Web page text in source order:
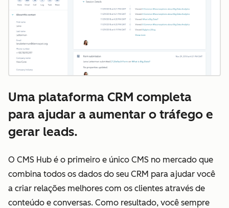
Uma plataforma CRM completa
para ajudar a aumentar o tráfego e
gerar leads.
O CMS Hub é o primeiro e único CMS no mercado que
combina todos os dados do seu CRM para ajudar você
a criar relações melhores com os clientes através de
conteúdo e conversas. Como resultado, você sempre